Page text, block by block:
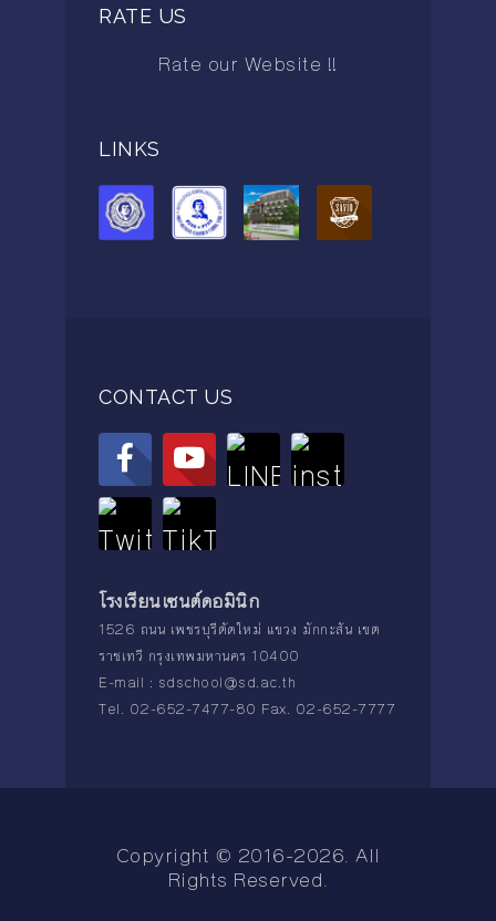
RATE US
Rate our Website !!
LINKS
CONTACT US
โรงเรียนเซนต์ดอมินิก
1526 ถนน เพชรบุรีตัดใหม่ แขวง มักกะสัน เขต
ราชเทวี กรุงเทพมหานคร 10400
E-mail : sdschool@sd.ac.th
Tel. 02-652-7477-80 Fax. 02-652-7777
Copyright © 2016-2026. All
Rights Reserved.